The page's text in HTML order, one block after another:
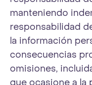
manteniendo
responsabilidad
la información
consecuencias
omisiones,